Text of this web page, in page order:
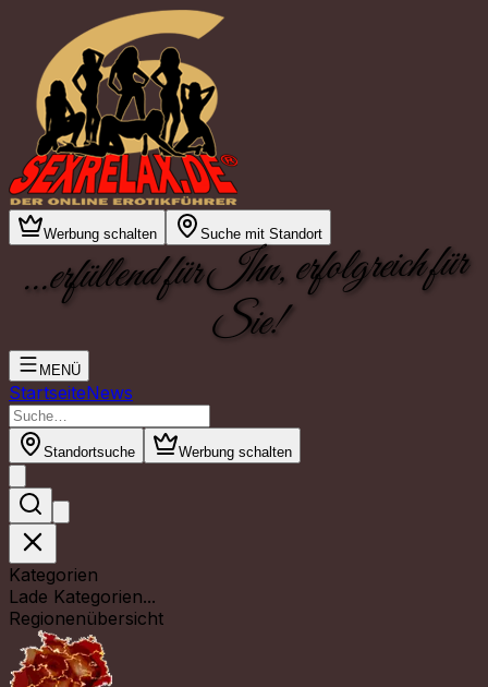
Werbung schalten Suche mit Standort
...erfüllend für Ihn, erfolgreich für
Sie!
MENÜ
StartseiteNews
Standortsuche Werbung schalten
Kategorien
Lade Kategorien...
Regionenübersicht